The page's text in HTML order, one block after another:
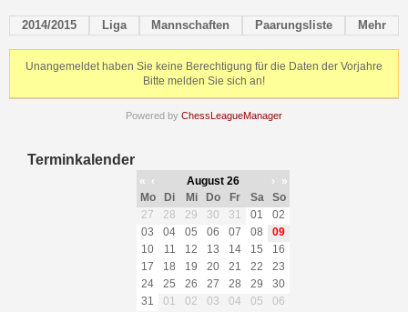
2014/2015 Liga Mannschaften Paarungsliste Mehr
Unangemeldet haben Sie keine Berechtigung für die Daten der Vorjahre
Bitte melden Sie sich an!
Powered by ChessLeagueManager
Terminkalender
« ‹ August 26 ›
»
Mo
Di Mi Do Fr Sa
So
27
28 29 30 31 01
02
03
04 05 06 07 08
09
10
11 12 13 14 15
16
17
18 19 20 21 22
23
24
25 26 27 28 29
30
31
01 02 03 04 05 06